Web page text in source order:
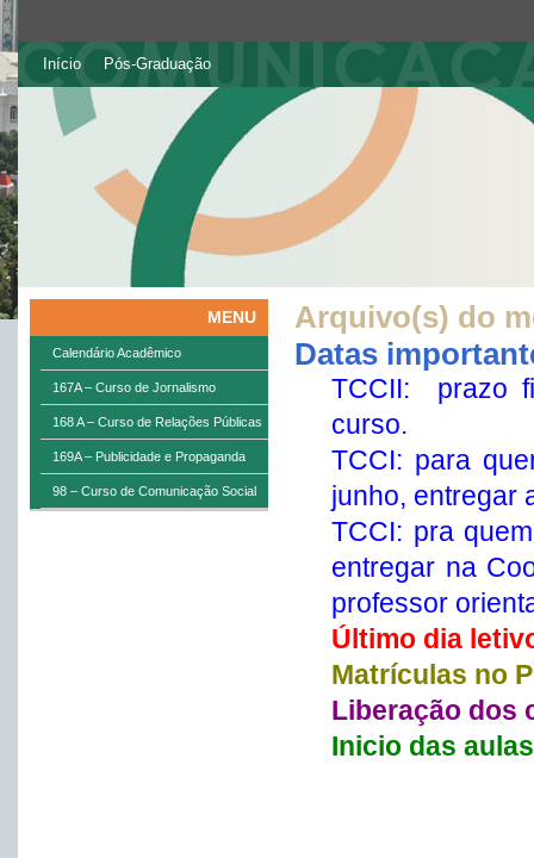
Início Pós-Graduação
MENU
Calendário Acadêmico
167A – Curso de Jornalismo
168 A – Curso de Relações Públicas
169A – Publicidade e Propaganda
98 – Curso de Comunicação Social
Arquivo(s) do
Datas
TCCII: prazo
curso.
TCCI: para
junho, entregar
TCCI: pra
entregar na
professor
Último dia
Matrículas no
Liberação dos
Inicio das